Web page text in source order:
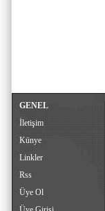
GENEL
İletişim
Künye
Linkler
Rss
Üye Ol